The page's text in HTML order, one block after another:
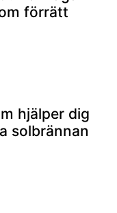
förrätt
hjälper dig
solbrännan